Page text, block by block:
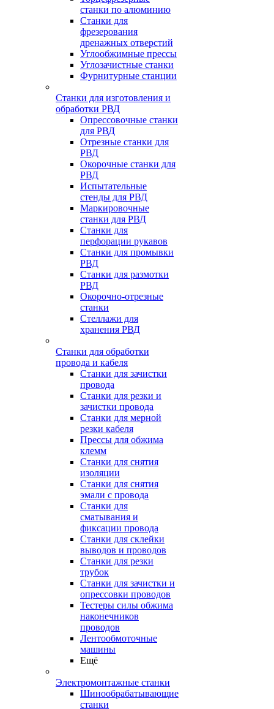
станки по алюминию
Станки для
фрезерования
дренажных отверстий
Углообжимные прессы
Углозачистные станки
Фурнитурные станции
Станки для изготовления и
обработки РВД
Опрессовочные станки
для РВД
Отрезные станки для
РВД
Окорочные станки для
РВД
Испытательные
стенды для РВД
Маркировочные
станки для РВД
Станки для
перфорации рукавов
Станки для промывки
РВД
Станки для размотки
РВД
Окорочно-отрезные
станки
Стеллажи для
хранения РВД
Станки для обработки
провода и кабеля
Станки для зачистки
провода
Станки для резки и
зачистки провода
Станки для мерной
резки кабеля
Прессы для обжима
клемм
Станки для снятия
изоляции
Станки для снятия
эмали с провода
Станки для
сматывания и
фиксации провода
Станки для склейки
выводов и проводов
Станки для резки
трубок
Станки для зачистки и
опрессовки проводов
Тестеры силы обжима
наконечников
проводов
Лентообмоточные
машины
Ещё
Электромонтажные станки
Шинообрабатывающие
станки